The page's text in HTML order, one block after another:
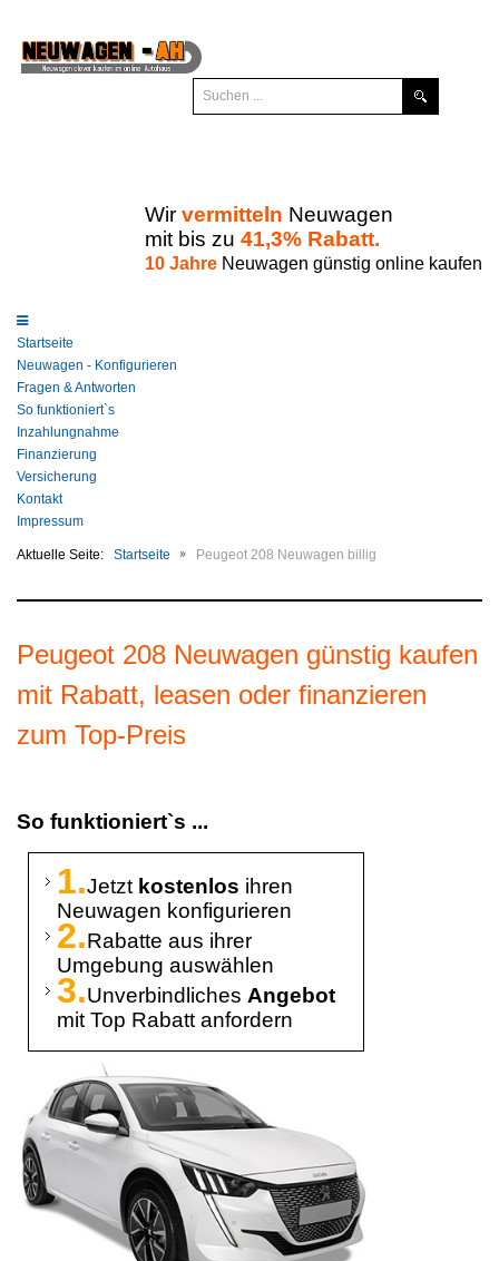
Wir vermitteln Neuwagen
mit bis zu 41,3% Rabatt.
10 Jahre Neuwagen günstig online kaufen
Startseite
Neuwagen - Konfigurieren
Fragen & Antworten
So funktioniert`s
Inzahlungnahme
Finanzierung
Versicherung
Kontakt
Impressum
Aktuelle Seite: Startseite Peugeot 208 Neuwagen billig
Peugeot 208 Neuwagen günstig kaufen
mit Rabatt, leasen oder finanzieren
zum Top-Preis
So funktioniert`s ...
1.Jetzt kostenlos ihren
Neuwagen konfigurieren
2.Rabatte aus ihrer
Umgebung auswählen
3.Unverbindliches Angebot
mit Top Rabatt anfordern